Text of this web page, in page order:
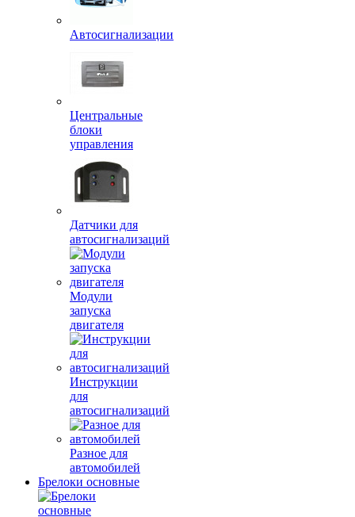
Автосигнализации
Центральные
блоки
управления
Датчики для
автосигнализаций
Модули
запуска
двигателя
Инструкции
для
автосигнализаций
Разное для
автомобилей
Брелоки основные